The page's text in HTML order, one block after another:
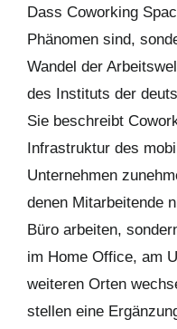
Dass Coworking
Phänomen sind,
Wandel der
des Instituts der
Sie beschreibt
Infrastruktur des
Unternehmen
denen Mitarbeitende
Büro arbeiten,
im Home Office, am
weiteren Orten
stellen eine